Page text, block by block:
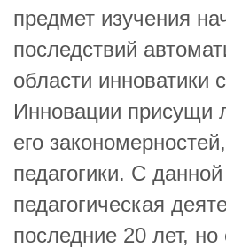
предмет изучения
последствий
области инноватики
Инновации присущи
его
педагогики. С
педагогическая
последние 20 лет,